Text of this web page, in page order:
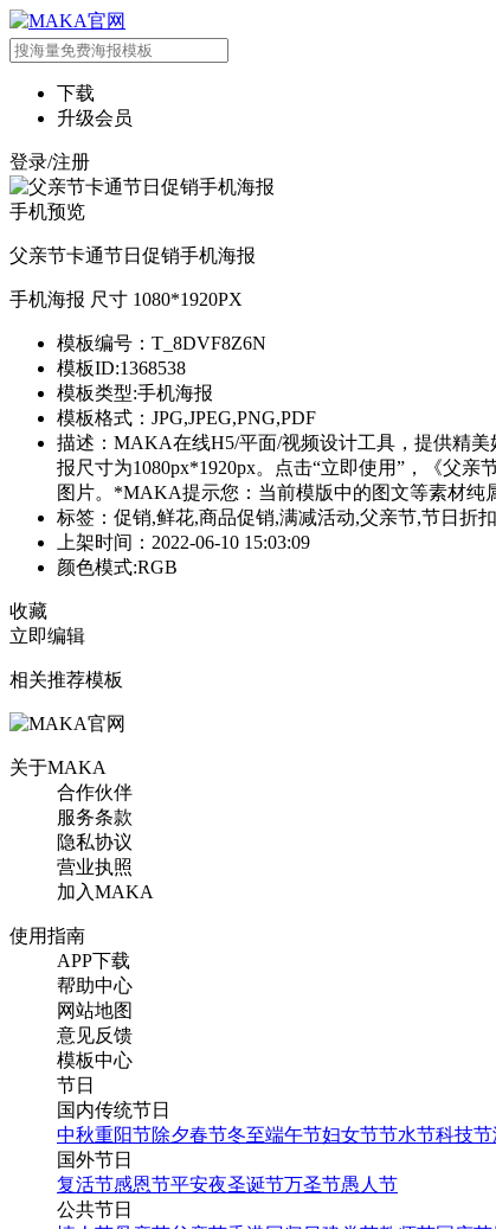
下载
升级会员
登录/注册
手机预览
父亲节卡通节日促销手机海报
手机海报 尺寸 1080*1920PX
模板编号：T_8DVF8Z6N
模板ID:1368538
模板类型:手机海报
模板格式：JPG,JPEG,PNG,PDF
描述：MAKA在线H5/平面/视频设计工具，提供精
报尺寸为1080px*1920px。点击“立即使用”，《父
图片。*MAKA提示您：当前模版中的图文等素材纯
标签：促销,鲜花,商品促销,满减活动,父亲节,节日折
上架时间：2022-06-10 15:03:09
颜色模式:RGB
收藏
立即编辑
相关推荐模板
关于MAKA
合作伙伴
服务条款
隐私协议
营业执照
加入MAKA
使用指南
APP下载
帮助中心
网站地图
意见反馈
模板中心
节日
国内传统节日
中秋重阳节除夕春节冬至端午节妇女节节水节科技节
国外节日
复活节感恩节平安夜圣诞节万圣节愚人节
公共节日